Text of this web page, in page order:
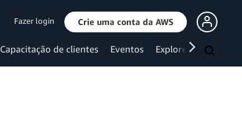
Fazer login Crie uma conta da AWS
Capacitação de clientes Eventos Explore mais